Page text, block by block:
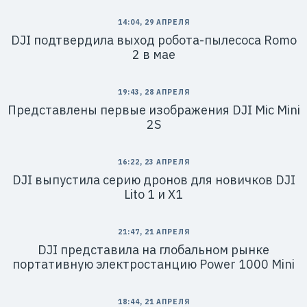
14:04, 29 АПРЕЛЯ
DJI подтвердила выход робота-пылесоса Romo
2 в мае
19:43, 28 АПРЕЛЯ
Представлены первые изображения DJI Mic Mini
2S
16:22, 23 АПРЕЛЯ
DJI выпустила серию дронов для новичков DJI
Lito 1 и X1
21:47, 21 АПРЕЛЯ
DJI представила на глобальном рынке
портативную электростанцию Power 1000 Mini
18:44, 21 АПРЕЛЯ